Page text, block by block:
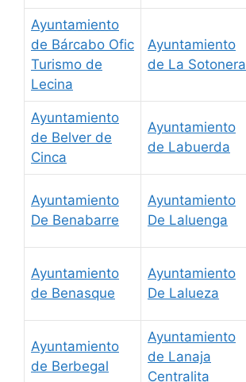
Ayuntamiento
de Bárcabo Ofic
Turismo de
Lecina
Ayuntamiento
de La Sotonera
Ayuntamiento
de Belver de
Cinca
Ayuntamiento
de Labuerda
Ayuntamiento
De Benabarre
Ayuntamiento
De Laluenga
Ayuntamiento
de Benasque
Ayuntamiento
De Lalueza
Ayuntamiento
de Berbegal
Ayuntamiento
de Lanaja
Centralita